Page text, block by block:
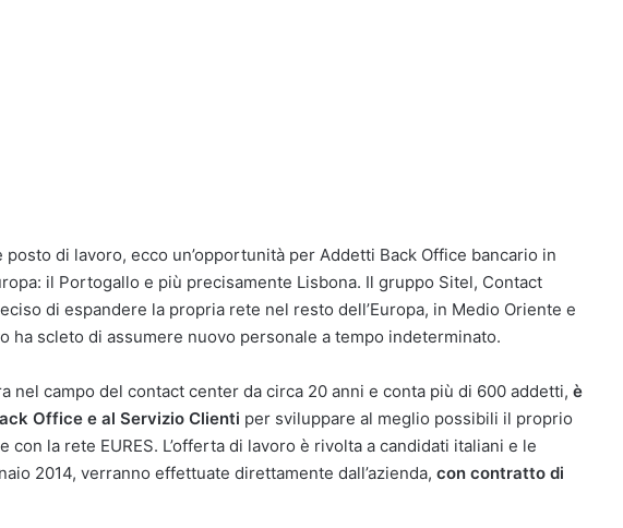
di lavoro, ecco un’opportunità per Addetti Back Office bancario in
il Portogallo e più precisamente Lisbona. Il gruppo Sitel, Contact
di espandere la propria rete nel resto dell’Europa, in Medio Oriente e
ha scleto di assumere nuovo personale a tempo indeterminato.
nel campo del contact center da circa 20 anni e conta più di 600 addetti, è
Office e al Servizio Clienti per sviluppare al meglio possibili il proprio
la rete EURES. L’offerta di lavoro è rivolta a candidati italiani e le
2014, verranno effettuate direttamente dall’azienda, con contratto di